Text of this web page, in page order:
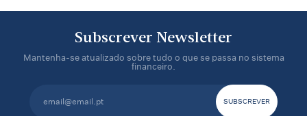
Subscrever Newsletter
Mantenha-se atualizado sobre tudo o que se passa no sistema
financeiro.